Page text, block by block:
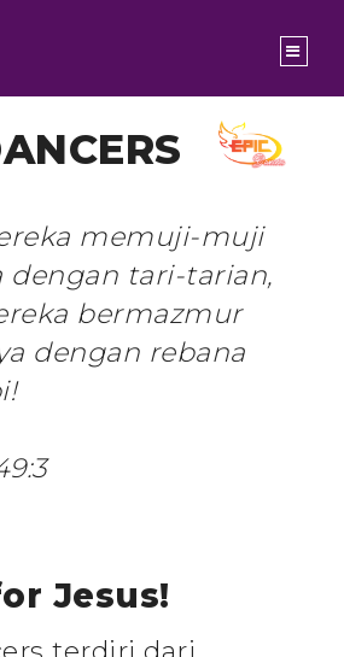
memuji-muji
dengan tari-tarian,
bermazmur
dengan rebana
Jesus!